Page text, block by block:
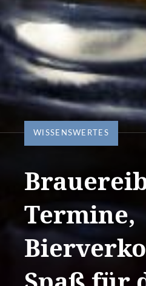
WISSENSWERTES
Termine,